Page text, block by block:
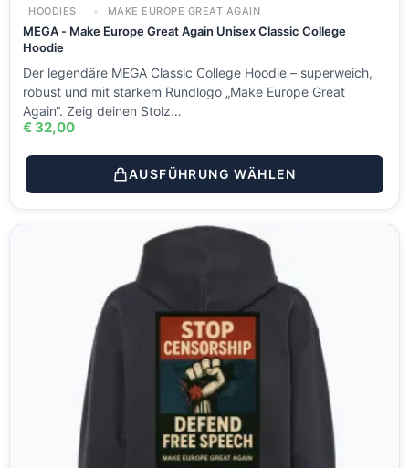
HOODIES MAKE EUROPE GREAT AGAIN
MEGA - Make Europe Great Again Unisex Classic College
Hoodie
Der legendäre MEGA Classic College Hoodie – superweich,
robust und mit starkem Rundlogo „Make Europe Great
Again“. Zeig deinen Stolz…
€ 32,00
AUSFÜHRUNG WÄHLEN